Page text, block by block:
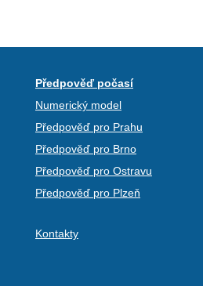
Předpověď počasí
Numerický model
Předpověď pro Prahu
Předpověď pro Brno
Předpověď pro Ostravu
Předpověď pro Plzeň
Kontakty